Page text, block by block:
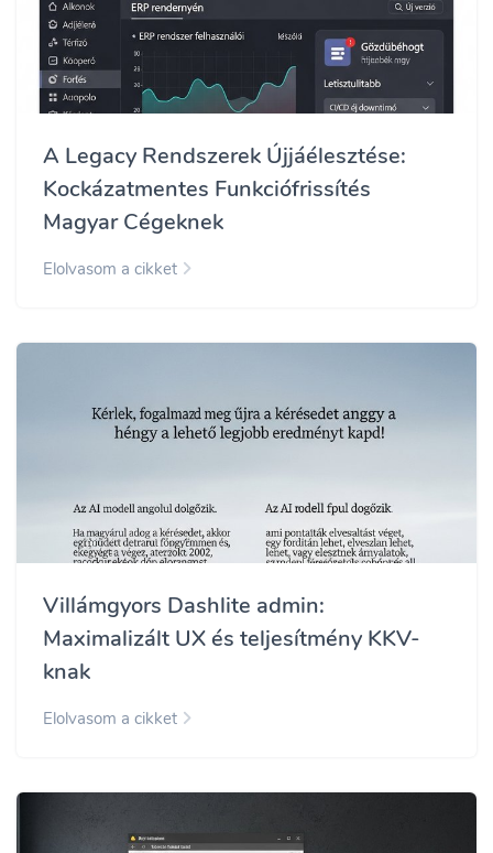
A Legacy Rendszerek Újjáélesztése:
Kockázatmentes Funkciófrissítés
Magyar Cégeknek
Elolvasom a cikket
Villámgyors Dashlite admin:
Maximalizált UX és teljesítmény KKV-
knak
Elolvasom a cikket